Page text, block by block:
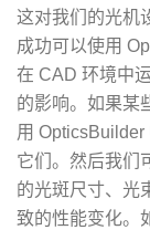
这对我们的光机
成功可以使用
在 CAD 环境中
的影响。如果某
用 OpticsBuilder
它们。然后我们
的光斑尺寸、光
致的性能变化。